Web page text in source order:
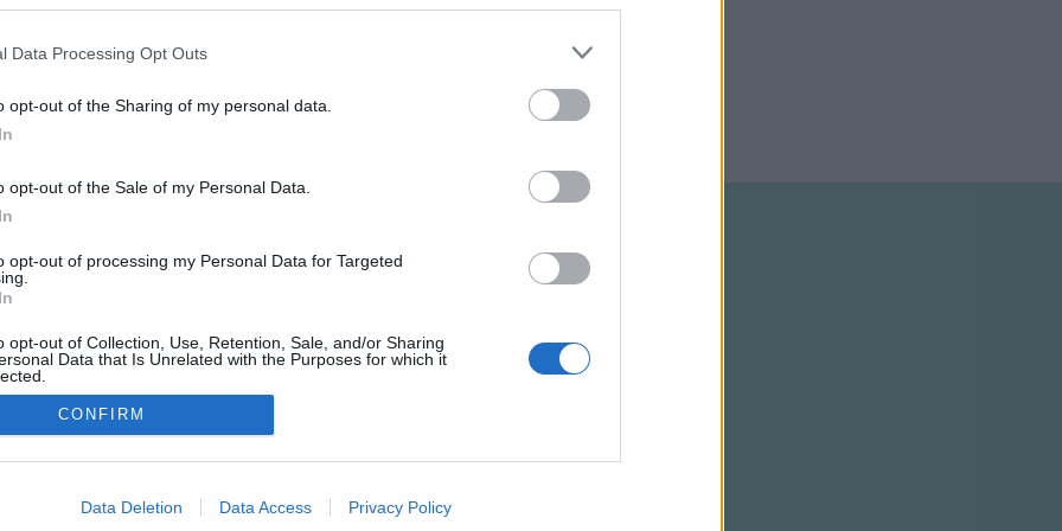
Data Processing Opt Outs
opt-out of the Sharing of my personal data.
opt-out of the Sale of my Personal Data.
opt-out of processing my Personal Data for Targeted
opt-out of Collection, Use, Retention, Sale, and/or Sharing
Data that Is Unrelated with the Purposes for which it
allow Google to enable storage related to advertising like cookies on
CONFIRM
Data Deletion Data Access Privacy Policy
így amikor a csütörtöki bejelentés után
felhívták, nagy örömmel fogadta a hírt.
– fogalmazott.
HIRDETÉSI INFORMÁCIÓK FELHASZNÁLÁSI FELTÉTELEK